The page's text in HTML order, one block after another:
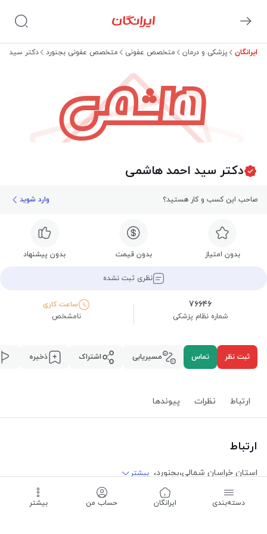
ایرانگان پزشکی و درمان متخصص عفونی متخصص عفونی بجنورد دکتر سید
هاشمی
دکتر سید احمد هاشمی
صاحب این کسب و کار هستید؟ وارد شوید
بدون امتیاز بدون قیمت بدون پیشنهاد
نظری ثبت نشده
۷۶۶۴۶
شماره نظام پزشکی
ساعت کاری
نامشخص
ثبت نظر تماس مسیریابی اشتراک ذخیره
ارتباط نظرات پیوند‌ها
ارتباط
استان خراسان شمالی،بجنورد، بیشتر
خیابان طالقانی ۲۲، ساختمان پزشکان شفا پلاک ۵۰
دسته‌بندی ‌ایرانگان حساب من بیشتر